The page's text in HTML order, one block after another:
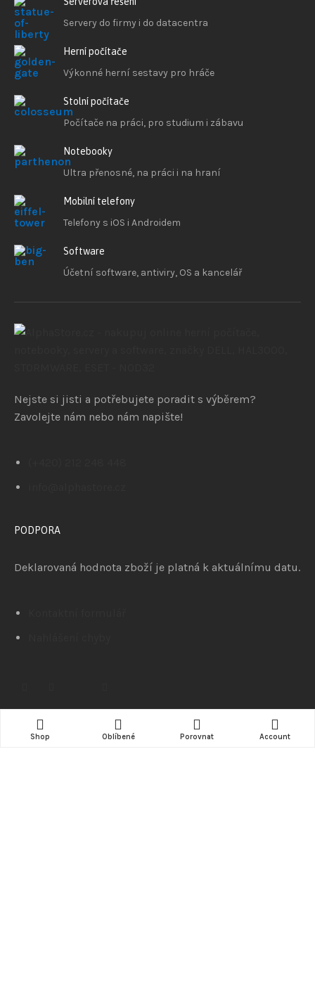
Servery do firmy i do datacentra
Herní počítače
Výkonné herní sestavy pro hráče
Stolní počítače
Počítače na práci, pro studium i zábavu
Notebooky
Ultra přenosné, na práci i na hraní
Mobilní telefony
Telefony s iOS i Androidem
Software
Účetní software, antiviry, OS a kancelář
Nejste si jisti a potřebujete poradit s výběrem?
Zavolejte nám nebo nám napište!
PODPORA
Deklarovaná hodnota zboží je platná k aktuálnímu datu.
NÁKUP
Shop Oblíbené Porovnat Account